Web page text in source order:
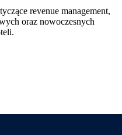
revenue management,
oraz nowoczesnych